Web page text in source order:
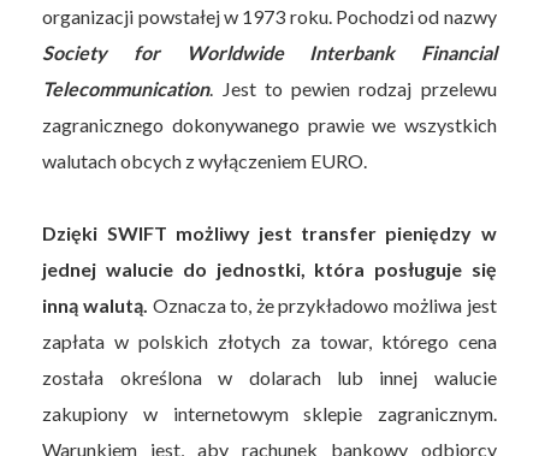
organizacji powstałej w 1973 roku. Pochodzi od nazwy
Society for Worldwide Interbank Financial
Telecommunication. Jest to pewien rodzaj przelewu
zagranicznego dokonywanego prawie we wszystkich
walutach obcych z wyłączeniem EURO.
Dzięki SWIFT możliwy jest transfer pieniędzy w
jednej walucie do jednostki, która posługuje się
inną walutą. Oznacza to, że przykładowo możliwa jest
zapłata w polskich złotych za towar, którego cena
została określona w dolarach lub innej walucie
zakupiony w internetowym sklepie zagranicznym.
Warunkiem jest, aby rachunek bankowy odbiorcy